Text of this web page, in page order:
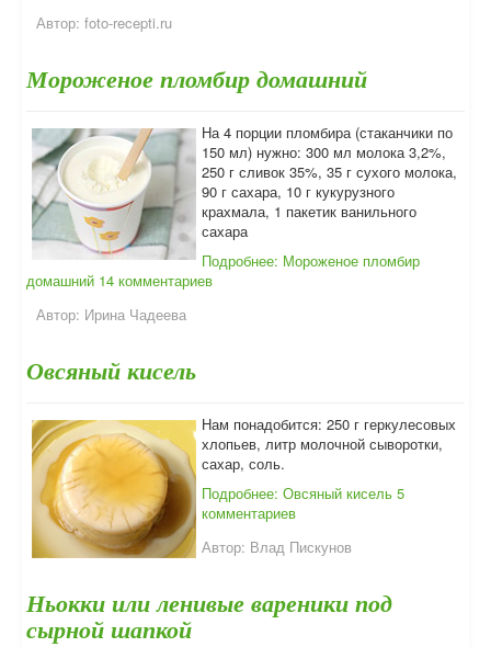
Автор: foto-recepti.ru
Мороженое пломбир домашний
На 4 порции пломбира (стаканчики по
150 мл) нужно: 300 мл молока 3,2%,
250 г сливок 35%, 35 г сухого молока,
90 г сахара, 10 г кукурузного
крахмала, 1 пакетик ванильного
сахара
Подробнее: Мороженое пломбир
домашний 14 комментариев
Автор: Ирина Чадеева
Овсяный кисель
Нам понадобится: 250 г геркулесовых
хлопьев, литр молочной сыворотки,
сахар, соль.
Подробнее: Овсяный кисель 5
комментариев
Автор: Влад Пискунов
Ньокки или ленивые вареники под
сырной шапкой